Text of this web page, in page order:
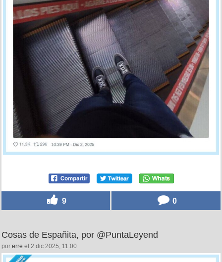
9 0
Cosas de Españita, por @PuntaLeyend
por erre el 2 dic 2025, 11:00